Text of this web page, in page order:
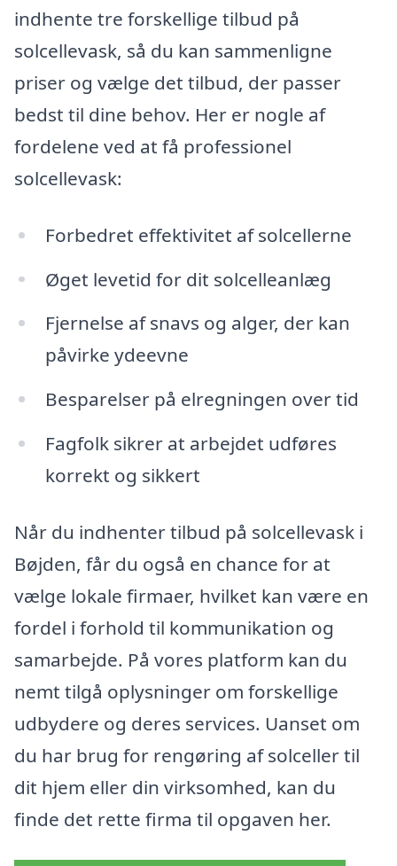
indhente tre forskellige tilbud på
solcellevask, så du kan sammenligne
priser og vælge det tilbud, der passer
bedst til dine behov. Her er nogle af
fordelene ved at få professionel
solcellevask:
Forbedret effektivitet af solcellerne
Øget levetid for dit solcelleanlæg
Fjernelse af snavs og alger, der kan
påvirke ydeevne
Besparelser på elregningen over tid
Fagfolk sikrer at arbejdet udføres
korrekt og sikkert
Når du indhenter tilbud på solcellevask i
Bøjden, får du også en chance for at
vælge lokale firmaer, hvilket kan være en
fordel i forhold til kommunikation og
samarbejde. På vores platform kan du
nemt tilgå oplysninger om forskellige
udbydere og deres services. Uanset om
du har brug for rengøring af solceller til
dit hjem eller din virksomhed, kan du
finde det rette firma til opgaven her.